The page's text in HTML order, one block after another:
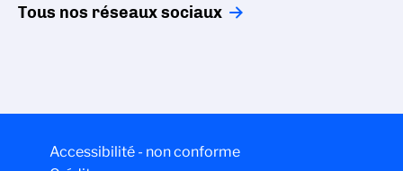
Tous nos réseaux sociaux
Accessibilité - non conforme